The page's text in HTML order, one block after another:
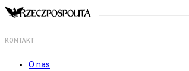
KONTAKT
O nas